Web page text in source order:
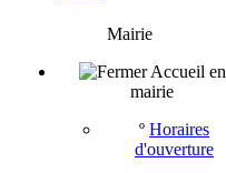
Mairie
Accueil en
mairie
º Horaires
d'ouverture